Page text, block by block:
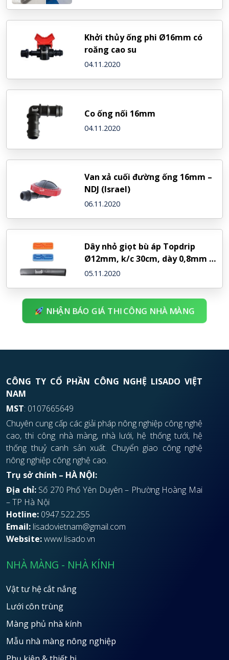
Khởi thủy ống phi Ø16mm có
roăng cao su
04.11.2020
Co ống nối 16mm
04.11.2020
Van xả cuối đường ống 16mm –
NDJ (Israel)
06.11.2020
Dây nhỏ giọt bù áp Topdrip
Ø12mm, k/c 30cm, dày 0,8mm –
NDJ (Israel)
05.11.2020
NHẬN BÁO GIÁ THI CÔNG NHÀ MÀNG
CÔNG TY CỔ PHẦN CÔNG NGHỆ LISADO VIỆT
NAM
MST: 0107665649
Chuyên cung cấp các giải pháp nông nghiệp công nghệ
cao, thi công nhà màng, nhà lưới, hệ thống tưới, hệ
thống thuỷ canh sản xuất. Chuyển giao công nghệ
nông nghiệp công nghệ cao.
Trụ sở chính – HÀ NỘI:
Địa chỉ:Số 270 Phố Yên Duyên – Phường Hoàng Mai
– TP Hà Nội
Hotline: 0947.522.255
Email: lisadovietnam@gmail.com
Website:www.lisado.vn
NHÀ MÀNG - NHÀ KÍNH
Vật tư hệ cắt nắng
Lưới côn trùng
Màng phủ nhà kính
Mẫu nhà màng nông nghiệp